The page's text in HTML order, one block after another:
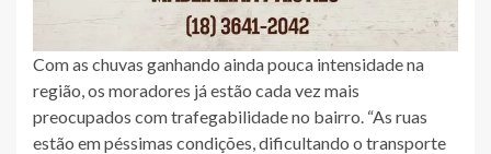
Com as chuvas ganhando ainda pouca intensidade na
região, os moradores já estão cada vez mais
preocupados com trafegabilidade no bairro. “As ruas
estão em péssimas condições, dificultando o transporte